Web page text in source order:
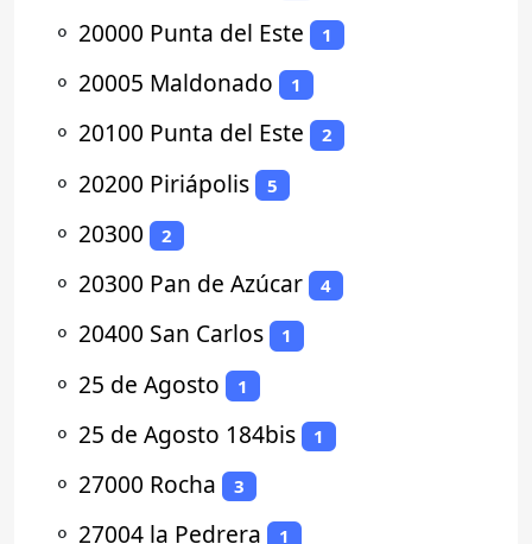
⚬ 20000 Punta del Este 1
⚬ 20005 Maldonado 1
⚬ 20100 Punta del Este 2
⚬ 20200 Piriápolis 5
⚬ 20300 2
⚬ 20300 Pan de Azúcar 4
⚬ 20400 San Carlos 1
⚬ 25 de Agosto 1
⚬ 25 de Agosto 184bis 1
⚬ 27000 Rocha 3
⚬ 27004 la Pedrera 1